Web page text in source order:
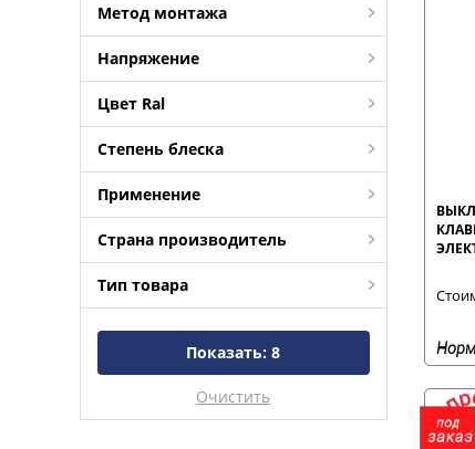
Метод монтажа
Напряжение
Цвет Ral
Степень блеска
Применение
Страна производитель
Тип товара
Показать:8
Очистить